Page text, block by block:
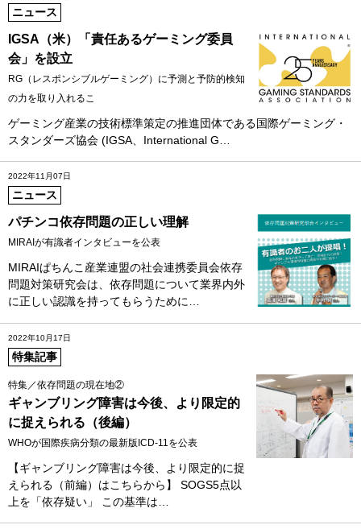
ニュース
IGSA（米）「責任あるゲーミング委員
会」を設立
RG（レスポンシブルゲーミング）に予測と予防的検知
の力を取り入れるこ
ゲーミング産業の技術標準策定の推進団体である国際ゲーミング・
スタンダーズ協会 (IGSA、International G…
2022年11月07日
ニュース
パチンコ依存問題の正しい理解
MIRAIが有識者インタビューを公表
MIRAIぱちんこ産業連盟の社会連携委員会依存
問題対策研究会は、依存問題について業界内外
に正しい認識を持ってもらうために…
2022年10月17日
特集記事
特集／依存問題の現在地②
ギャンブリング障害は今後、より限定的
に捉えられる（後編）
WHOが国際疾病分類の最新版ICD‐11を公表
【ギャンブリング障害は今後、より限定的に捉
えられる（前編）はこちらから】 SOGS5点以
上を「依存疑い」 この基準は…